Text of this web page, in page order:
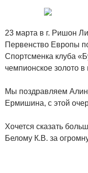
23 марта в г. Ришон
Первенство Европы
Спортсменка клуба
чемпионское золото в
Мы поздравляем
Ермишина, с этой
Хочется сказать
Белому К.В. за